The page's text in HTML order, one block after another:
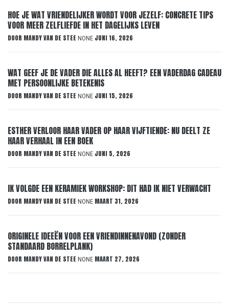
HOE JE WAT VRIENDELIJKER WORDT VOOR JEZELF: CONCRETE TIPS
VOOR MEER ZELFLIEFDE IN HET DAGELIJKS LEVEN
DOOR MANDY VAN DE STEE NONE JUNI 16, 2026
WAT GEEF JE DE VADER DIE ALLES AL HEEFT? EEN VADERDAG CADEAU
MET PERSOONLIJKE BETEKENIS
DOOR MANDY VAN DE STEE NONE JUNI 15, 2026
ESTHER VERLOOR HAAR VADER OP HAAR VIJFTIENDE: NU DEELT ZE
HAAR VERHAAL IN EEN BOEK
DOOR MANDY VAN DE STEE NONE JUNI 5, 2026
IK VOLGDE EEN KERAMIEK WORKSHOP: DIT HAD IK NIET VERWACHT
DOOR MANDY VAN DE STEE NONE MAART 31, 2026
ORIGINELE IDEEËN VOOR EEN VRIENDINNENAVOND (ZONDER
STANDAARD BORRELPLANK)
DOOR MANDY VAN DE STEE NONE MAART 27, 2026